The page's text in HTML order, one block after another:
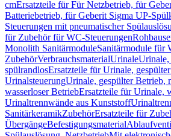
cmErsatzteile für Für Netzbetrieb, für
Batteriebetrieb, für Geberit Sigma UP-
Steuerungen mit pneumatischer
für Zubehör für WC-Steuerungen
Monolith SanitärmoduleSanitärmodule für
ZubehörVerbrauchsmaterialUrinaleUrinale,
spülrandlosErsatzteile für Urinale,
UrinalsteuerungUrinale, gespülter Betrieb,
wasserloser BetriebErsatzteile für Urinale,
Urinaltrennwände aus Kunststoff
SanitärkeramikZubehörErsatzteile für
ÜbergängeBefestigungsmaterial